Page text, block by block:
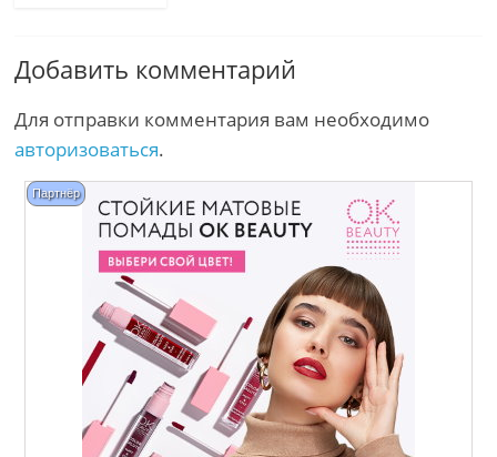
Добавить комментарий
Для отправки комментария вам необходимо
авторизоваться.
Партнёр